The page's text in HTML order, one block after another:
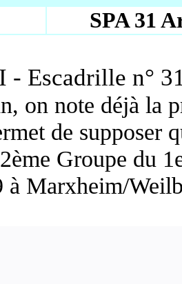
SPA 31
- Escadrille n°
on note déjà la
de supposer
Groupe du
à Marxheim/